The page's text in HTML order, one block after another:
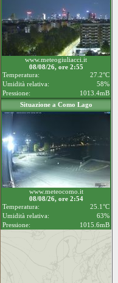
www.meteogiuliacci.it
08/08/26, ore 2:55
Temperatura:
27.2°C
Umidità relativa:
58%
Pressione:
1013.4mB
Situazione a Como Lago
www.meteocomo.it
08/08/26, ore 2:54
Temperatura:
25.1°C
Umidità relativa:
63%
Pressione:
1015.6mB